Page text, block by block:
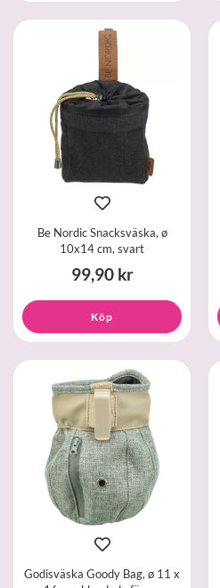
Be Nordic Snacksväska, ø
10x14 cm, svart
99,90 kr
Köp
Godisväska Goody Bag, ø 11 x